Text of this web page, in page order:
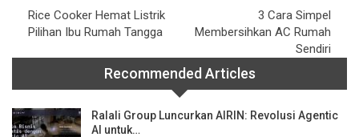
Rice Cooker Hemat Listrik
Pilihan Ibu Rumah Tangga
3 Cara Simpel
Membersihkan AC Rumah
Sendiri
Recommended Articles
Ralali Group Luncurkan AIRIN: Revolusi Agentic
AI untuk…